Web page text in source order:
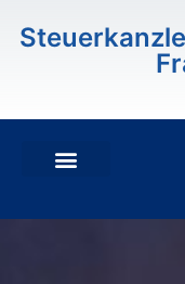
springen